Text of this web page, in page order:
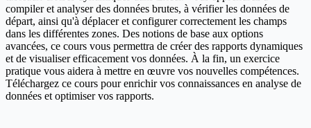
compiler et analyser des données brutes, à vérifier les données de
départ, ainsi qu'à déplacer et configurer correctement les champs
dans les différentes zones. Des notions de base aux options
avancées, ce cours vous permettra de créer des rapports dynamiques
et de visualiser efficacement vos données. À la fin, un exercice
pratique vous aidera à mettre en œuvre vos nouvelles compétences.
Téléchargez ce cours pour enrichir vos connaissances en analyse de
données et optimiser vos rapports.